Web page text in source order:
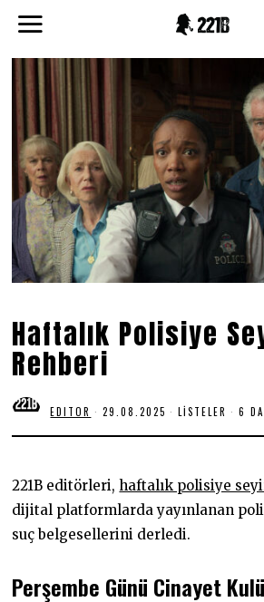
Haftalık Polisiye
Rehberi
EDITOR 29.08.2025 2
.
.
2
0
5
LISTELER 6
221B editörleri, haftalık polisiye
dijital platformlarda yayınlanan
suç belgesellerini derledi.
Perşembe Günü Cinayet